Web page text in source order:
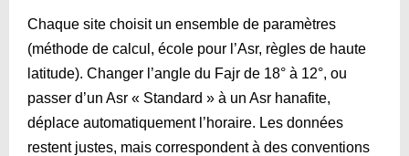
Chaque site choisit un ensemble de paramètres
(méthode de calcul, école pour l’Asr, règles de haute
latitude). Changer l’angle du Fajr de 18° à 12°, ou
passer d’un Asr « Standard » à un Asr hanafite,
déplace automatiquement l’horaire. Les données
restent justes, mais correspondent à des conventions